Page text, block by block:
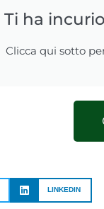
Ti ha
Clicca qui sotto
LINKEDIN